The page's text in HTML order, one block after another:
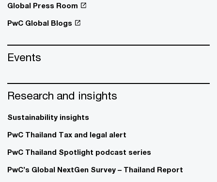
Global Press Room
PwC Global Blogs
Events
Research and insights
Sustainability insights
PwC Thailand Tax and legal alert
PwC Thailand Spotlight podcast series
PwC’s Global NextGen Survey – Thailand Report